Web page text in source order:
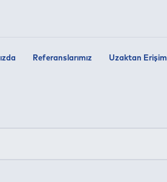
Referanslarımız Uzaktan Erişim